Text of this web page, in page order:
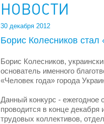
НОВОСТИ
30 декабря 2012
Борис Колесников
Борис Колесников,
основатель именного
«Человек года» города
Данный конкурс - ежегодное
проводится в конце декабря
трудовых коллективов,